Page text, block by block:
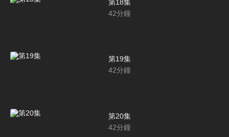
第18集
42分鐘
第19集
42分鐘
第20集
42分鐘